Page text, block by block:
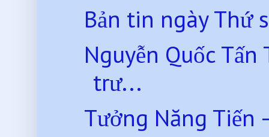
Bản tin ngày Thứ
Nguyễn Quốc
trư...
Tưởng Năng Tiến